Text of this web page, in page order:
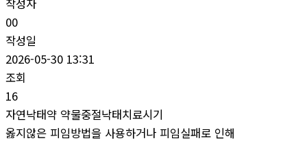
00
작성일
2026-05-30 13:31
조회
16
자연낙태약 약물중절낙태치료시기
옳지않은 피임방법을 사용하거나 피임실패로 인해